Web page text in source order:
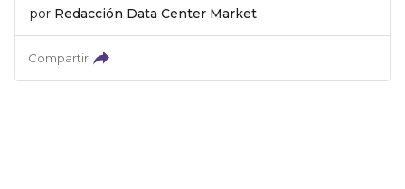
por Redacción Data Center Market
Compartir